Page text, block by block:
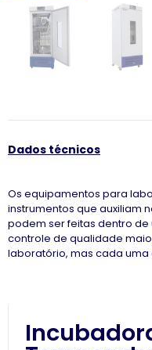
Dados técnicos
Os equipamentos para
instrumentos que auxiliam
podem ser feitas dentro
controle de qualidade
laboratório, mas cada